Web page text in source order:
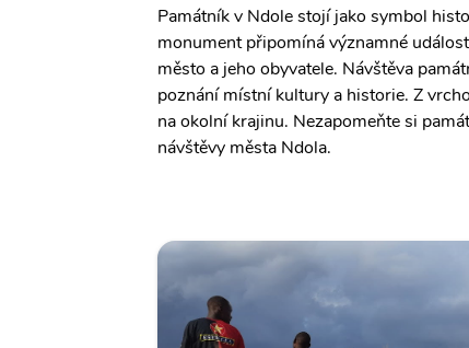
Památník v Ndole stojí jako symbol
monument připomíná významné
město a jeho obyvatele. Návštěva
poznání místní kultury a historie. Z
na okolní krajinu. Nezapomeňte si
návštěvy města Ndola.